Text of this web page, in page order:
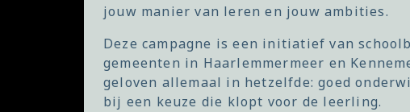
jouw manier van leren en jouw ambities.
Deze campagne is een initiatief van
gemeenten in Haarlemmermeer en
geloven allemaal in hetzelfde: goed
bij een keuze die klopt voor de leerling.